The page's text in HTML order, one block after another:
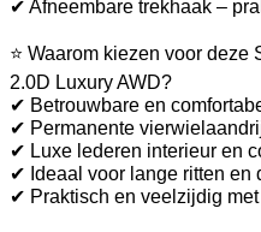
✔ Afneembare trekhaak –
⭐ Waarom kiezen voor deze
2.0D Luxury AWD?
✔ Betrouwbare en
✔ Permanente
✔ Luxe lederen interieur en
✔ Ideaal voor lange ritten en
✔ Praktisch en veelzijdig